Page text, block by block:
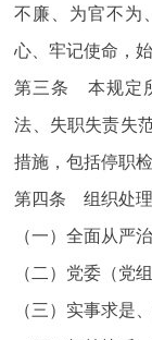
不廉、为官不为
心、牢记使命，
第三条 本规定
法、失职失责失
措施，包括停职
第四条 组织处理
（一）全面从严
（二）党委（党
（三）实事求是